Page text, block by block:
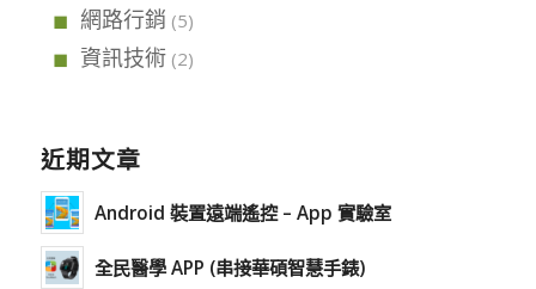
網路行銷 (5)
資訊技術(2)
近期文章
Android 裝置遠端遙控 – App 實驗室
全民醫學 APP (串接華碩智慧手錶)